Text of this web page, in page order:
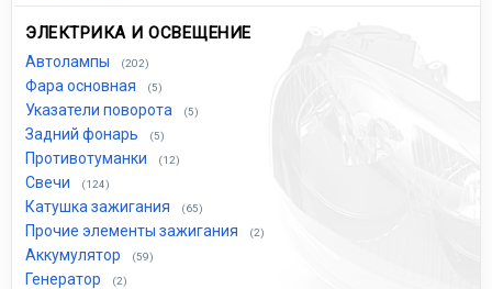
ЭЛЕКТРИКА И ОСВЕЩЕНИЕ
Автолампы (202)
Фара основная (5)
Указатели поворота (5)
Задний фонарь (5)
Противотуманки (12)
Свечи (124)
Катушка зажигания (65)
Прочие элементы зажигания (2)
Аккумулятор (59)
Генератор (2)